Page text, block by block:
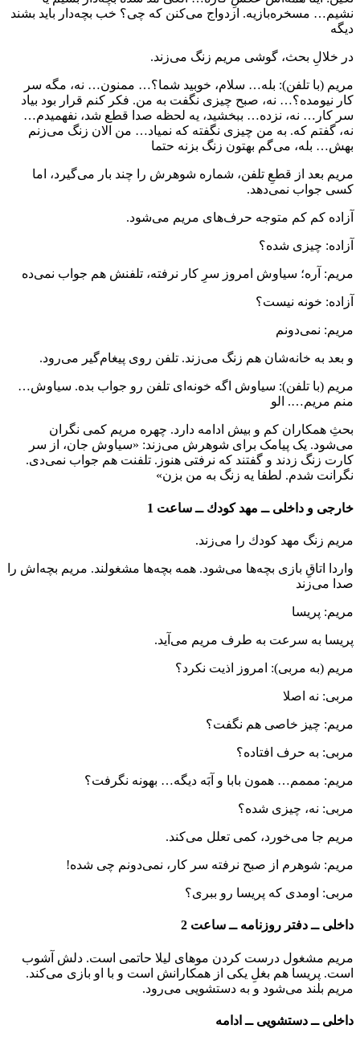
نشیم… مسخره‌بازیه. ازدواج می‌کنن که چی؟ خب بچه‌دار باید بشند
دیگه
در خلالِ بحث، گوشی مریم زنگ می‌زند.
مریم (با تلفن): بله… سلام، خوبید شما؟… ممنون… نه، مگه سر
کار نیومده؟… نه، صبح چیزی نگفت به من. فکر کنم قرار بود بیاد
سر کار… نه، نزده… ببخشید، یه لحظه صدا قطع شد، نفهمیدم…
نه، گفتم که. به من چیزی نگفته که نمیاد… من الان زنگ می‌زنم
بهش… بله، می‌گم بهتون زنگ بزنه حتما
مریم بعد از قطعِ تلفن، شماره شوهرش را چند بار می‌گیرد، اما
کسی جواب نمی‌دهد.
آزاده کم کم متوجه حرف‌های مریم می‌شود.
آزاده: چیزی شده؟
مریم: آره؛ سیاوش امروز سرِ کار نرفته، تلفنش هم جواب نمی‌ده
آزاده: خونه نیست؟
مریم: نمی‌دونم
و بعد به خانه‌شان هم زنگ می‌زند. تلفن روی پیغام‌گیر می‌رود.
مریم (با تلفن): سیاوش اگه خونه‌ای تلفن رو جواب بده. سیاوش…
منم مریم…. الو
بحثِ همکاران کم و بیش ادامه دارد. چهره مریم کمی نگران
می‌شود. یک پیامک برای شوهرش می‌زند: «سیاوش جان، از سر
کارت زنگ زدند و گفتند که نرفتی هنوز. تلفنت هم جواب نمی‌دی.
نگرانت شدم. لطفا یه زنگ به من بزن»
خارجی و داخلی ــ مهد کودك ــ ساعت 1
مریم زنگ مهد کودك را می‌زند.
واردا اتاقِ بازی بچه‌ها می‌شود. همه بچه‌ها مشغولند. مریم بچه‌اش را
صدا می‌زند
مریم: پریسا
پریسا به سرعت به طرف مریم می‌آید.
مریم (به مربی): امروز اذیت نکرد؟
مربی: نه اصلا
مریم: چیز خاصی هم نگفت؟
مربی: به حرف افتاده؟
مریم: مممم… همون بابا و آبَه دیگه… بهونه نگرفت؟
مربی: نه، چیزی شده؟
مریم جا می‌خورد، کمی تعلل می‌کند.
مریم: شوهرم از صبح نرفته سر کار، نمی‌دونم چی شده!
مربی: اومدی که پریسا رو ببری؟
داخلی ــ دفتر روزنامه ــ ساعت 2
مریم مشغول درست کردن موهای لیلا حاتمی است. دلش آشوب
است. پریسا هم بغلِ یکی از همکارانش است و با او بازی می‌کند.
مریم بلند می‌شود و به دستشویی می‌رود.
داخلی ــ دستشویی ــ ادامه